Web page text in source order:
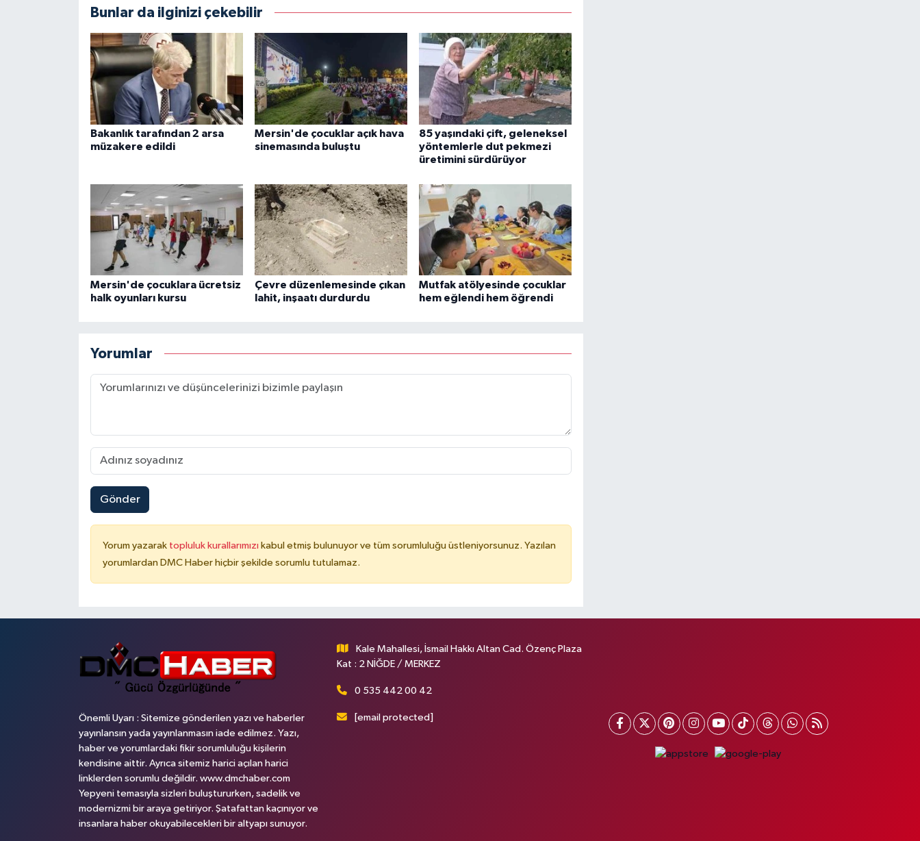
Bunlar da ilginizi çekebilir
Bakanlık tarafından 2 arsa
müzakere edildi
Mersin'de çocuklar açık hava
sinemasında buluştu
85 yaşındaki çift, geleneksel
yöntemlerle dut pekmezi
üretimini sürdürüyor
Mersin'de çocuklara ücretsiz
halk oyunları kursu
Çevre düzenlemesinde çıkan
lahit, inşaatı durdurdu
Mutfak atölyesinde çocuklar
hem eğlendi hem öğrendi
Yorumlar
Gönder
Yorum yazarak topluluk kurallarımızı kabul etmiş bulunuyor ve tüm sorumluluğu üstleniyorsunuz. Yazılan
yorumlardan DMC Haber hiçbir şekilde sorumlu tutulamaz.
Önemli Uyarı : Sitemize gönderilen yazı ve haberler
yayınlansın yada yayınlanmasın iade edilmez. Yazı,
haber ve yorumlardaki fikir sorumluluğu kişilerin
kendisine aittir. Ayrıca sitemiz harici açılan harici
linklerden sorumlu değildir. www.dmchaber.com
Yepyeni temasıyla sizleri buluştururken, sadelik ve
modernizmi bir araya getiriyor. Şatafattan kaçınıyor ve
insanlara haber okuyabilecekleri bir altyapı sunuyor.
Kale Mahallesi, İsmail Hakkı Altan Cad. Özenç Plaza
Kat : 2 NİĞDE / MERKEZ
0 535 442 00 42
[email protected]